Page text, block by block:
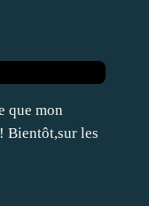
que mon
Bientôt,sur les